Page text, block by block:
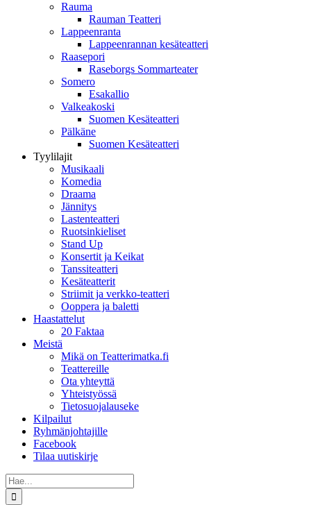
Rauma
Rauman Teatteri
Lappeenranta
Lappeenrannan kesäteatteri
Raasepori
Raseborgs Sommarteater
Somero
Esakallio
Valkeakoski
Suomen Kesäteatteri
Pälkäne
Suomen Kesäteatteri
Tyylilajit
Musikaali
Komedia
Draama
Jännitys
Lastenteatteri
Ruotsinkieliset
Stand Up
Konsertit ja Keikat
Tanssiteatteri
Kesäteatterit
Striimit ja verkko-teatteri
Ooppera ja baletti
Haastattelut
20 Faktaa
Meistä
Mikä on Teatterimatka.fi
Teattereille
Ota yhteyttä
Yhteistyössä
Tietosuojalauseke
Kilpailut
Ryhmänjohtajille
Facebook
Tilaa uutiskirje
Etsi
...